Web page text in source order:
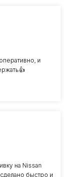
и
на Nissan
быстро и